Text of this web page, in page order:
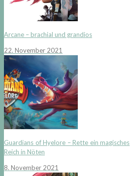
Arcane – brachial und grandios
22. November 2021
Guardians of Hyelore – Rette ein magisches
Reich in Nöten
8. November 2021